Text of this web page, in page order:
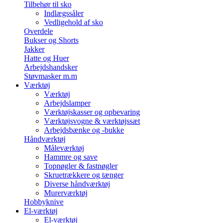
Tilbehør til sko
Indlægssåler
Vedligehold af sko
Overdele
Bukser og Shorts
Jakker
Hatte og Huer
Arbejdshandsker
Støvmasker m.m
Værktøj
Værktøj
Arbejdslamper
Værktøjskasser og opbevaring
Værktøjsvogne & værktøjssæt
Arbejdsbænke og -bukke
Håndværktøj
Måleværktøj
Hammre og save
Topnøgler & fastnøgler
Skruetrækkere og tænger
Diverse håndværktøj
Murerværktøj
Hobbyknive
El-værktøj
El-værktøj